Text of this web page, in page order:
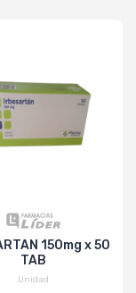
150mg x 50
TAB
Unidad